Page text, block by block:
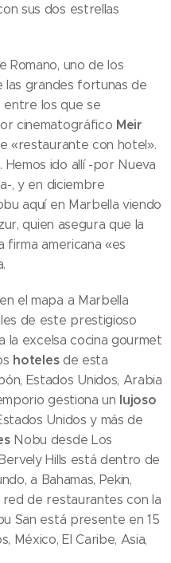
sus dos estrellas
Romano, uno de los
las grandes fortunas de
entre los que se
cinematográfico Meir
«restaurante con hotel».
ido allí -por Nueva
, y en diciembre
aquí en Marbella viendo
quien asegura que la
americana «es
el mapa a Marbella
de este prestigioso
la excelsa cocina gourmet
hotelesde esta
Estados Unidos, Arabia
gestiona un lujoso
Unidos y más de
Nobu desde Los
Hills está dentro de
a Bahamas, Pekin,
red de restaurantes con la
San está presente en 15
México, El Caribe, Asia,